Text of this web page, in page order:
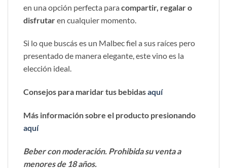
en una opción perfecta para compartir, regalar o
disfrutaren cualquier momento.
Si lo que buscás es un Malbec fiel a sus raíces pero
presentado de manera elegante, este vino es la
elección ideal.
Consejos para maridar tus bebidasaquí
Más información sobre el producto presionando
aquí
Beber con moderación. Prohibida su venta a
menores de 18 años.